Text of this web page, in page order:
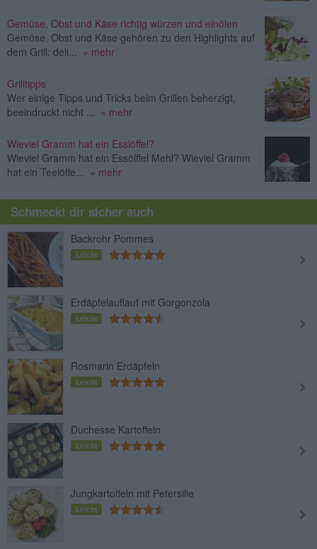
Gemüse, Obst und Käse richtig würzen und einölen
Gemüse, Obst und Käse gehören zu den Highlights auf
dem Grill: deli... » mehr
Grilltipps
Wer einige Tipps und Tricks beim Grillen beherzigt,
beeindruckt nicht ... » mehr
Wieviel Gramm hat ein Esslöffel?
Wieviel Gramm hat ein Essölffel Mehl? Wieviel Gramm
hat ein Teelöffe... » mehr
Schmeckt dir sicher auch
Backrohr Pommes
Leicht
Erdäpfelauflauf mit Gorgonzola
Leicht
Rosmarin Erdäpfeln
Leicht
Duchesse Kartoffeln
Leicht
Jungkartoffeln mit Petersilie
Leicht